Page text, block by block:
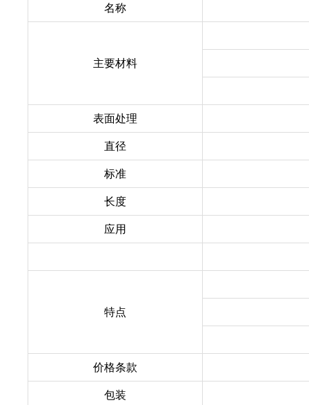
名称
主要材料
表面处理
直径
标准
长度
应用
特点
价格条款
包装